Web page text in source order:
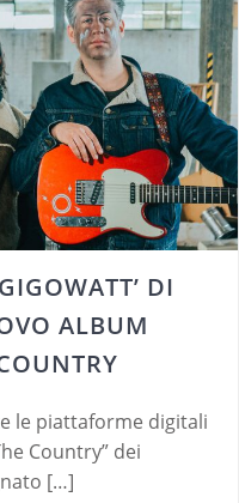
DI
ALBUM
le piattaforme digitali
Country” dei
[…]